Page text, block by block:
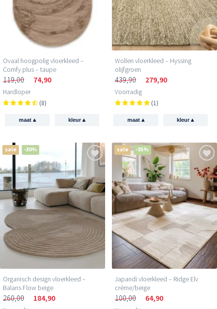
Ovaal hoogpolig vloerkleed –
Comfy plus – taupe
119,00 74,90
Hardloper
(8)
maat ▴ kleur▴
Wollen vloerkleed – Hyssing
olijfgroen
439,90 279,90
Voorradig
(1)
maat ▴ kleur▴
sale -30%
Organisch design vloerkleed –
Balans Flow beige
260,00 184,90
sale -35%
Japandi vloerkleed – Ridge Elv
crème/beige
100,00 64,90